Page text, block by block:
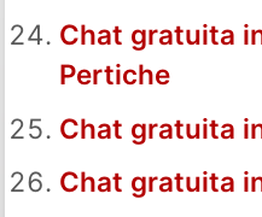
Chat gratuita
Pertiche
Chat gratuita
Chat gratuita